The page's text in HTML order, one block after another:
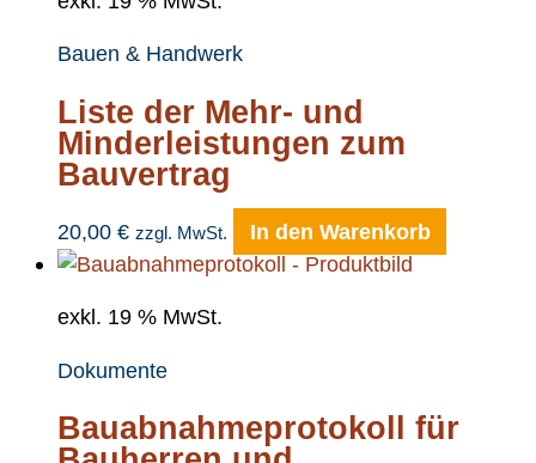
Bauen & Handwerk
Liste der Mehr- und
Minderleistungen zum
Bauvertrag
20,00 € zzgl. MwSt. In den Warenkorb
exkl. 19 % MwSt.
Dokumente
Bauabnahmeprotokoll für